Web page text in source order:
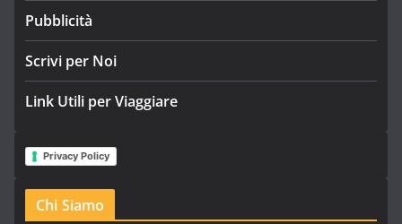
Pubblicità
Scrivi per Noi
Link Utili per Viaggiare
Privacy Policy
Chi Siamo